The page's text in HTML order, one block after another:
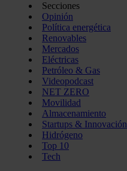
Secciones
Opinión
Política energética
Renovables
Mercados
Eléctricas
Petróleo & Gas
Videopodcast
NET ZERO
Movilidad
Almacenamiento
Startups & Innovación
Hidrógeno
Top 10
Tech